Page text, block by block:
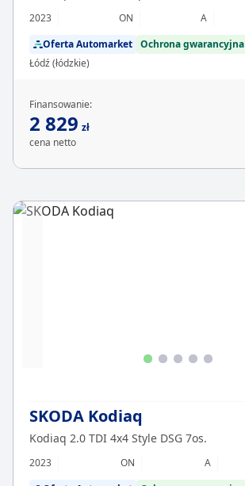
2023 ON A
Oferta Automarket Ochrona gwarancyjna
Łódź (łódzkie)
Finansowanie:
2 829 zł
cena netto
SKODA Kodiaq
Kodiaq 2.0 TDI 4x4 Style DSG 7os.
2023 ON A